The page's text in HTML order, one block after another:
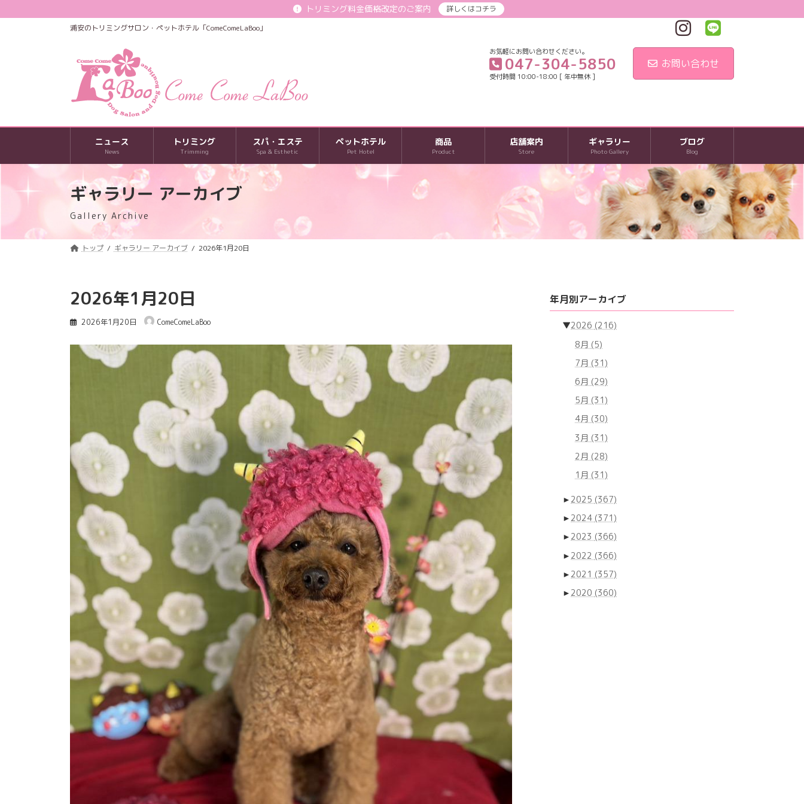
ン
ビ
トリミング料金価格改定のご案内
詳しくはコチラ
浦安のトリミングサロン・ペットホテル「ComeComeLaBoo」
お気軽にお問い合わせください。
047-304-5850
受付時間 10:00-18:00 [ 年中無休 ]
お問い合わせ
ニュース
News
トリミング
Trimming
スパ・エステ
Spa & Esthetic
ペットホテル
Pet Hotel
商品
Product
店舗案内
Store
ギャラリー
Photo Gallery
ブログ
Blog
ギャラリー アーカイブ
Gallery Archive
トップ ギャラリー アーカイブ 2026年1月20日
2026年1月20日
2026年1月20日 ComeComeLaBoo
年月別アーカイブ
▼2026 (216)
8月 (5)
7月 (31)
6月 (29)
5月 (31)
4月 (30)
3月 (31)
2月 (28)
1月 (31)
► 2025 (367)
► 2024 (371)
► 2023 (366)
► 2022 (366)
► 2021 (357)
► 2020 (360)